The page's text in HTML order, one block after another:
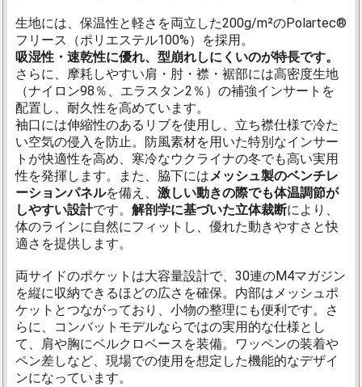
生地には、保温性と軽さを両立した200g/m²のPolartec®
フリース（ポリエステル100%）を採用。
吸湿性・速乾性に優れ、型崩れしにくいのが特長です。
さらに、摩耗しやすい肩・肘・襟・裾部には高密度生地
（ナイロン98％、エラスタン2％）の補強インサートを
配置し、耐久性を高めています。
袖口には伸縮性のあるリブを使用し、立ち襟仕様で冷た
い空気の侵入を防止。防風素材を用いた特別なインサー
トが快適性を高め、寒冷なウクライナの冬でも高い実用
性を発揮します。また、脇下にはメッシュ製のベンチレ
ーションパネルを備え、 激しい動きの際でも体温調節が
しやすい設計です。 解剖学に基づいた立体裁断により、
体のラインに自然にフィットし、優れた動きやすさと快
適さを提供します。
両サイドのポケットは大容量設計で、30連のM4マガジン
を縦に収納できるほどの広さを確保。内部はメッシュポ
ケットとつながっており、小物の整理にも便利です。さ
らに、コンバットモデルならではの実用的な仕様とし
て、肩や胸にベルクロベースを装備。ワッペンの装着や
ペン差しなど、現場での使用を想定した機能的なデザイ
ンになっています。